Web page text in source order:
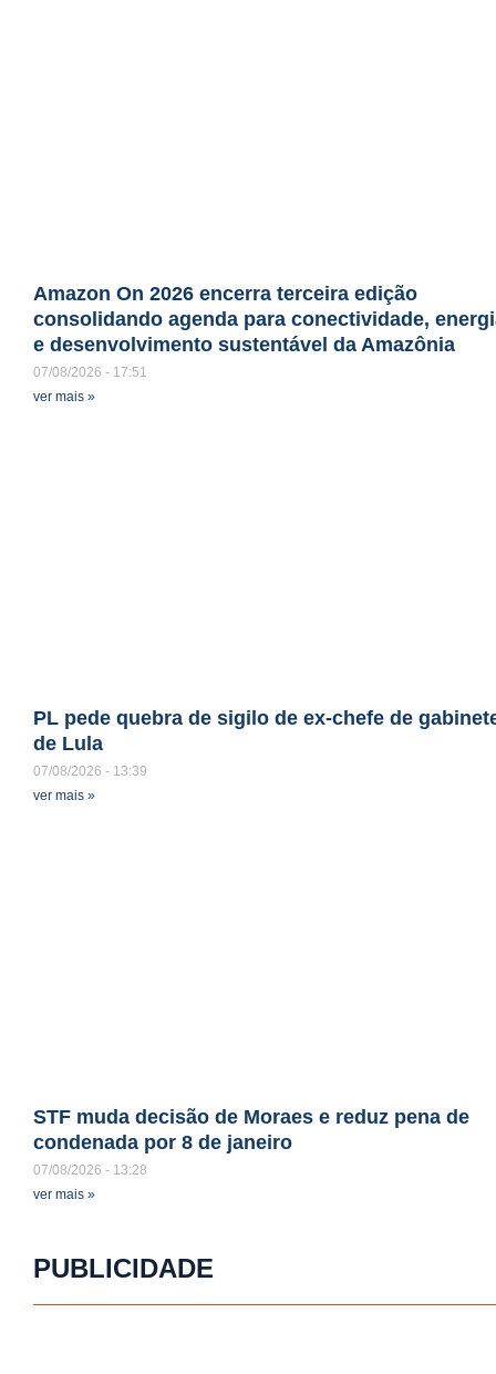
Amazon On 2026 encerra terceira edição
consolidando agenda para conectividade,
e desenvolvimento sustentável da Amazônia
07/08/2026
17:51
ver mais »
PL pede quebra de sigilo de ex-chefe de
de Lula
07/08/2026
13:39
ver mais »
STF muda decisão de Moraes e reduz pena de
condenada por 8 de janeiro
07/08/2026
13:28
ver mais »
PUBLICIDADE